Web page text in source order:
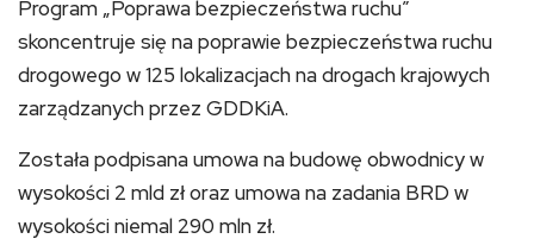
Program „Poprawa bezpieczeństwa ruchu”
skoncentruje się na poprawie bezpieczeństwa ruchu
drogowego w 125 lokalizacjach na drogach krajowych
zarządzanych przez GDDKiA.
Została podpisana umowa na budowę obwodnicy w
wysokości 2 mld zł oraz umowa na zadania BRD w
wysokości niemal 290 mln zł.